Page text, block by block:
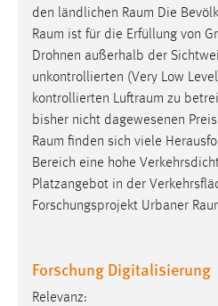
den ländlichen Raum Die
Raum ist für die Erfüllung von
Drohnen außerhalb der
unkontrollierten (Very Low
kontrollierten Luftraum zu
bisher nicht dagewesenen
Raum finden sich viele
Bereich eine hohe
Platzangebot in der
Forschungsprojekt Urbaner
Forschung Digitalisierung
Relevanz: